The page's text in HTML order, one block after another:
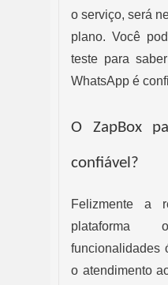
o serviço, será
plano. Você
teste para
WhatsApp é
O ZapBox
confiável?
Felizmente a
plataforma
funcionalidades
o atendimento